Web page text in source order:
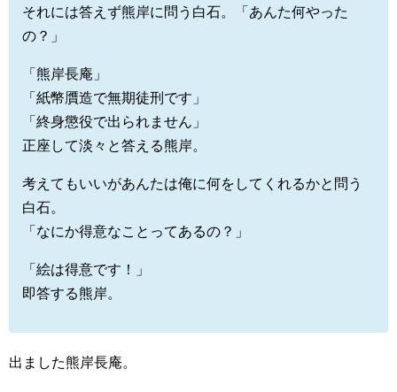
それには答えず熊岸に問う白石。「あんた何やった
の？」
「熊岸長庵」
「紙幣贋造で無期徒刑です」
「終身懲役で出られません」
正座して淡々と答える熊岸。
考えてもいいがあんたは俺に何をしてくれるかと問う
白石。
「なにか得意なことってあるの？」
「絵は得意です！」
即答する熊岸。
出ました熊岸長庵。